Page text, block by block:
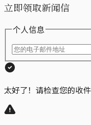
立即领取新闻信
个人信息
太好了！请检查您的收